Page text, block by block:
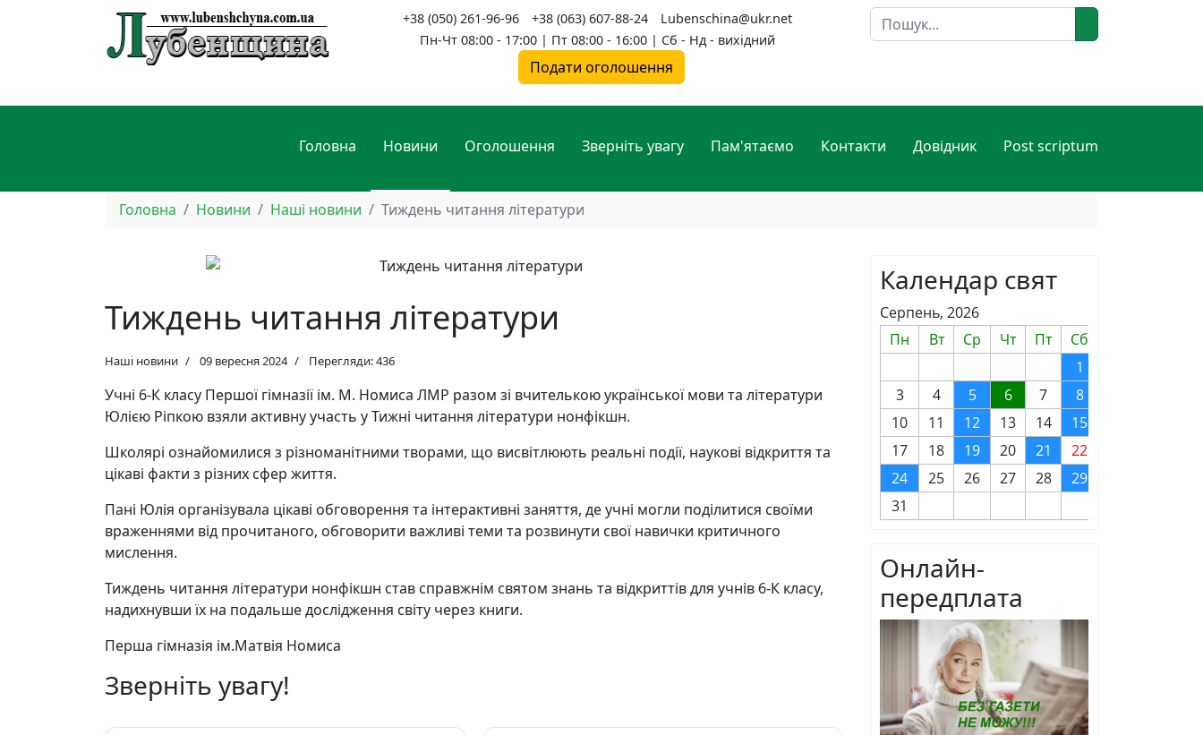
+38 (050) 261-96-96 +38 (063) 607-88-24
Lubenschina@ukr.net
Пн-Чт 08:00 - 17:00 | Пт 08:00 - 16:00 | Сб - Нд - вихідний
Подати оголошення
Пошук
Головна Новини Оголошення Зверніть увагу Пам'ятаємо Контакти Довідник Post scriptum
Головна Новини Наші новини Тиждень читання літератури
Тиждень читання літератури
Наші новини 09 вересня 2024 Перегляди: 436
Учні 6-К класу Першої гімназії ім. М. Номиса ЛМР разом зі вчителькою української мови та літератури
Юлією Ріпкою взяли активну участь у Тижні читання літератури нонфікшн.
Школярі ознайомилися з різноманітними творами, що висвітлюють реальні події, наукові відкриття та
цікаві факти з різних сфер життя.
Пані Юлія організувала цікаві обговорення та інтерактивні заняття, де учні могли поділитися своїми
враженнями від прочитаного, обговорити важливі теми та розвинути свої навички критичного
мислення.
Тиждень читання літератури нонфікшн став справжнім святом знань та відкриттів для учнів 6-К класу,
надихнувши їх на подальше дослідження світу через книги.
Перша гімназія ім.Матвія Номиса
Зверніть увагу!
Календар свят
Серпень, 2026
Пн
Вт Ср Чт Пт Сб
1
3
4 5 6 7 8
10
11 12 13 14 15
17
18 19 20 21 22
24
25 26 27 28 29
31
Онлайн-
передплата